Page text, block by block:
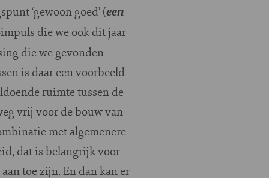
‘gewoon goed’ (een
die we ook dit jaar
die we gevonden
is daar een voorbeeld
ruimte tussen de
vrij voor de bouw van
met algemenere
dat is belangrijk voor
toe zijn. En dan kan er